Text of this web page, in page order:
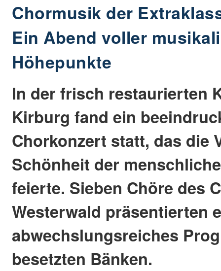
Chormusik der
Ein Abend voller
Höhepunkte
In der frisch restaurierten
Kirburg fand ein
Chorkonzert statt, das die
Schönheit der
feierte. Sieben Chöre des
Westerwald präsentierten
abwechslungsreiches
besetzten Bänken.